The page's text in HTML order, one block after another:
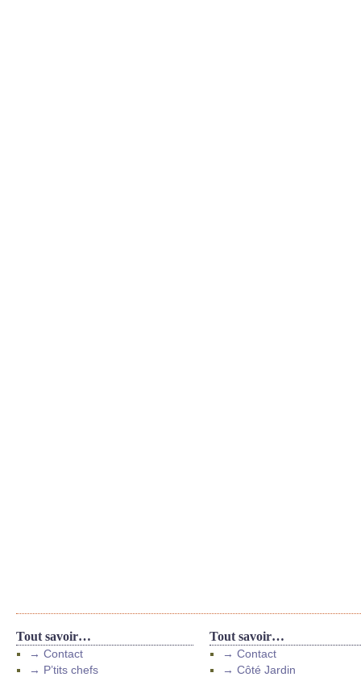
Tout savoir…
→ Contact
→ P’tits chefs
Tout savoir…
→ Contact
→ Côté Jardin